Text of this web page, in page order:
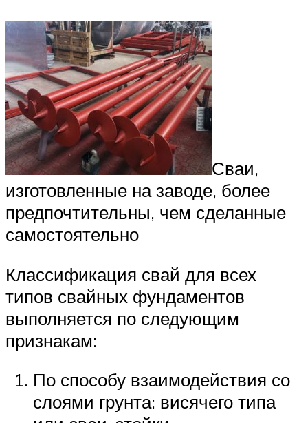
Сваи,
изготовленные на заводе, более
предпочтительны, чем сделанные
самостоятельно
Классификация свай для всех
типов свайных фундаментов
выполняется по следующим
признакам:
По способу взаимодействия со
слоями грунта: висячего типа